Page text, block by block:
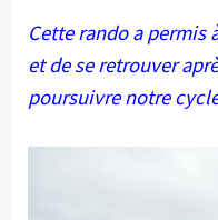
Cette rando a permis
et de se retrouver
poursuivre notre